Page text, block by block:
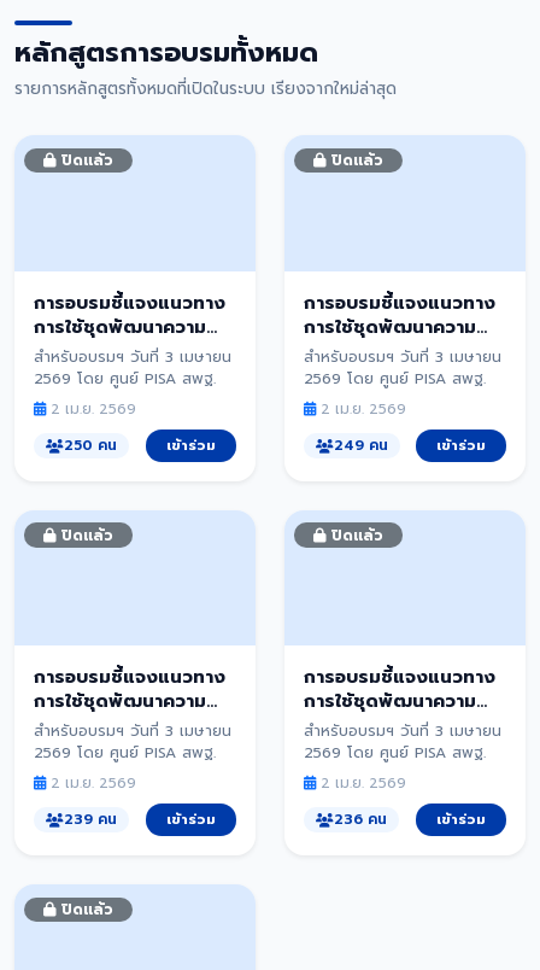
หลักสูตรการอบรมทั้งหมด
รายการหลักสูตรทั้งหมดที่เปิดในระบบ เรียงจากใหม่ล่าสุด
ปิดแล้ว
การอบรมชี้แจงแนวทาง
การใช้ชุดพัฒนาความ
ฉลาดรู้ ศึกษานิเทศก์
สำหรับอบรมฯ วันที่ 3 เมษายน
2569 โดย ศูนย์ PISA สพฐ.
2 เม.ย. 2569
250 คน
เข้าร่วม
ปิดแล้ว
การอบรมชี้แจงแนวทาง
การใช้ชุดพัฒนาความ
ฉลาดรู้ ด้านการอ่าน
สำหรับอบรมฯ วันที่ 3 เมษายน
2569 โดย ศูนย์ PISA สพฐ.
2 เม.ย. 2569
249 คน
เข้าร่วม
ปิดแล้ว
การอบรมชี้แจงแนวทาง
การใช้ชุดพัฒนาความ
ฉลาดรู้ ด้านคณิตศาสตร์
สำหรับอบรมฯ วันที่ 3 เมษายน
2569 โดย ศูนย์ PISA สพฐ.
2 เม.ย. 2569
239 คน
เข้าร่วม
ปิดแล้ว
การอบรมชี้แจงแนวทาง
การใช้ชุดพัฒนาความ
ฉลาดรู้ ด้านวิทยาศาสตร์
สำหรับอบรมฯ วันที่ 3 เมษายน
2569 โดย ศูนย์ PISA สพฐ.
2 เม.ย. 2569
236 คน
เข้าร่วม
ปิดแล้ว